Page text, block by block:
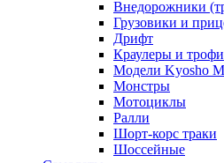
Внедорожники
Грузовики и
Дрифт
Краулеры и трофи
Модели Kyosho
Монстры
Мотоциклы
Ралли
Шорт-корс траки
Шоссейные